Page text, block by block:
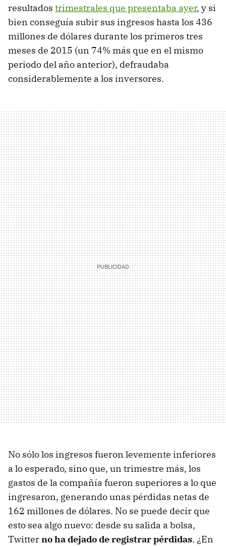
resultados trimestrales que presentaba ayer, y si
bien conseguía subir sus ingresos hasta los 436
millones de dólares durante los primeros tres
meses de 2015 (un 74% más que en el mismo
periodo del año anterior), defraudaba
considerablemente a los inversores.
No sólo los ingresos fueron levemente inferiores
a lo esperado, sino que, un trimestre más, los
gastos de la compañía fueron superiores a lo que
ingresaron, generando unas pérdidas netas de
162 millones de dólares. No se puede decir que
esto sea algo nuevo: desde su salida a bolsa,
Twitterno ha dejado de registrar pérdidas. ¿En